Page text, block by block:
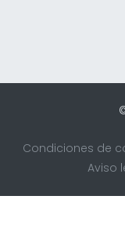
Condiciones de
Aviso